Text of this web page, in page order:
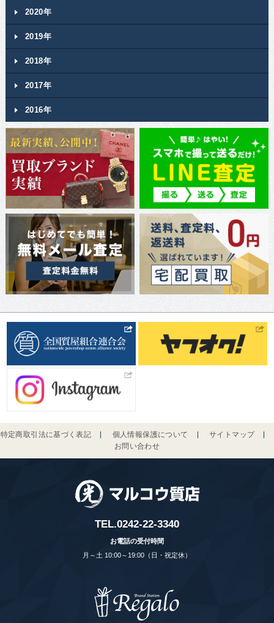
2020年
2019年
2018年
2017年
2016年
特定商取引法に基づく表記 個人情報保護について
サイトマップ
お問い合わせ
TEL.0242-22-3340
お電話の受付時間
月～土 10:00～19:00（日・祝定休）